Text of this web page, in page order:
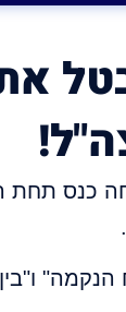
כנס
הנקמה"